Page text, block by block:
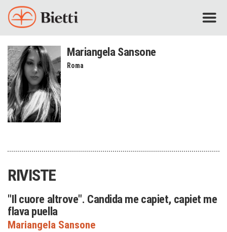
Mariangela Sansone
Roma
RIVISTE
"Il cuore altrove". Candida me capiet, capiet me
flava puella
Mariangela Sansone